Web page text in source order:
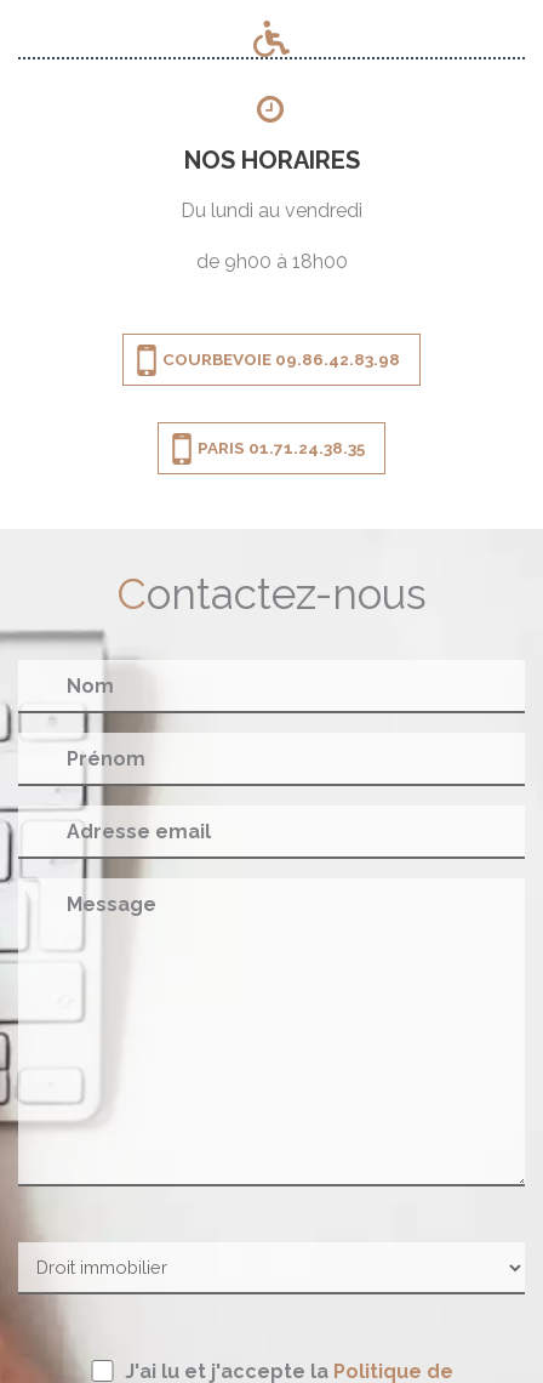
NOS HORAIRES
Du lundi au vendredi
de 9h00 à 18h00
COURBEVOIE 09.86.42.83.98
PARIS 01.71.24.38.35
Contactez-nous
Nom
Prénom
Adresse email
Message
J'ai lu et j'accepte la Politique de